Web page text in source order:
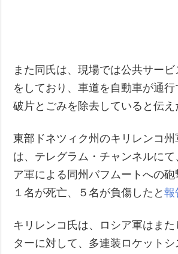
また同氏は、現場では公共サー
をしており、車道を自動車が通行
破片とごみを除去していると伝え
東部ドネツィク州のキリレンコ
は、テレグラム・チャンネルに
ア軍による同州バフムートへの
１名が死亡、５名が負傷したと報
キリレンコ氏は、ロシア軍はまた
ターに対して、多連装ロケット